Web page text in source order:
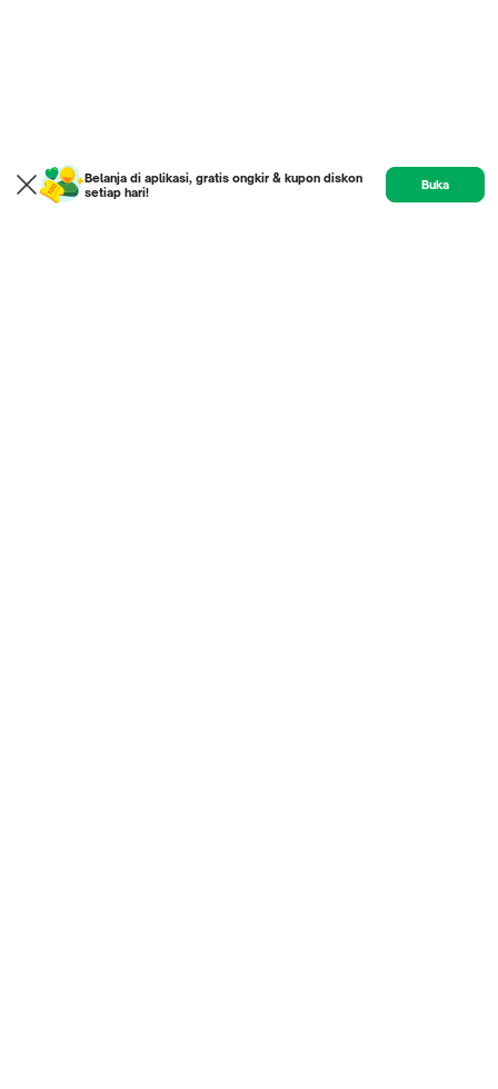
Belanja di aplikasi, gratis ongkir & kupon diskon
setiap hari!
Buka